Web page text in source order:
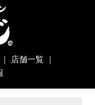
店舗一覧｜